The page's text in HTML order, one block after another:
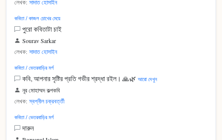
লেখক: সাদাত হোসাইন
কবিতা / কাজল চোখের মেয়ে
পুরো কবিতাটা চাই
Sourav Sarkar
লেখক: সাদাত হোসাইন
কবিতা / ভেতরবাড়ির মর্গ
কবি, আপনার সৃষ্টির প্রতি গভীর শ্রদ্ধা রইল। 🙏🌿 আরো দেখুন
নূর মোহাম্মদ কল্পকবি
লেখক: স্বপ্নীল চক্রবর্ত্তী
কবিতা / ভেতরবাড়ির মর্গ
দারুন